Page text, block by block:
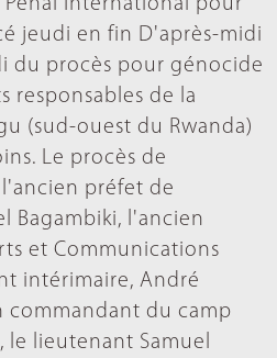
International pour
jeudi en fin D'après-midi
du procès pour génocide
responsables de la
(sud-ouest du Rwanda)
Le procès de
préfet de
Bagambiki, l'ancien
et Communications
intérimaire, André
commandant du camp
le lieutenant Samuel